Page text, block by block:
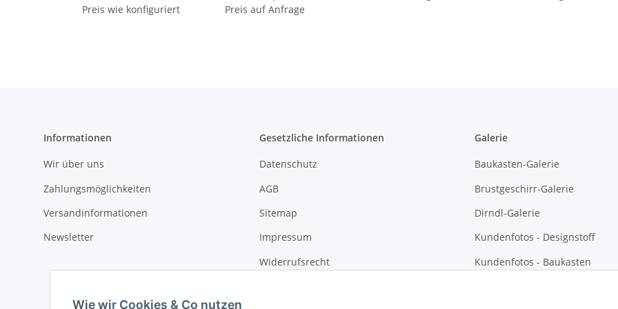
Preis wie konfiguriert
Preis auf Anfrage
Informationen
Wir über uns
Zahlungsmöglichkeiten
Versandinformationen
Newsletter
Gesetzliche Informationen
Datenschutz
AGB
Sitemap
Impressum
Widerrufsrecht
Galerie
Baukasten-Galerie
Brustgeschirr-Galerie
Dirndl-Galerie
Kundenfotos - Designstoff
Kundenfotos - Baukasten
Wie wir Cookies & Co nutzen